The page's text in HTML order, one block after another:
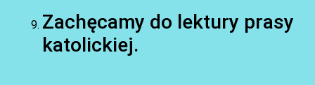
Zachęcamy do lektury prasy
katolickiej.